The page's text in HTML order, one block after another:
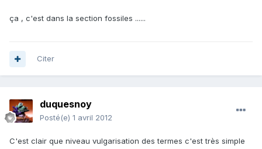
ça , c'est dans la section fossiles ......
Citer
duquesnoy
Posté(e) 1 avril 2012
C'est clair que niveau vulgarisation des termes c'est très simple